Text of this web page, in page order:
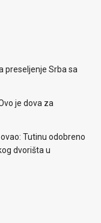
preseljenje Srba sa
je dova za
Tutinu odobreno
dvorišta u